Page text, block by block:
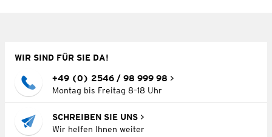
WIR SIND FÜR SIE DA!
+49 (0) 2546 / 98 999 98
Montag bis Freitag 8–18 Uhr
SCHREIBEN SIE UNS
Wir helfen Ihnen weiter